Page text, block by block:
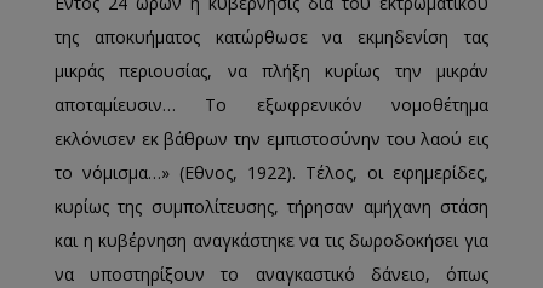
της αποκυήματος κατώρθωσε να εκμηδενίση τας
μικράς περιουσίας, να πλήξη κυρίως την μικράν
αποταμίευσιν… Το εξωφρενικόν νομοθέτημα
εκλόνισεν εκ βάθρων την εμπιστοσύνην του λαού εις
το νόμισμα…» (Εθνος, 1922). Τέλος, οι εφημερίδες,
κυρίως της συμπολίτευσης, τήρησαν αμήχανη στάση
και η κυβέρνηση αναγκάστηκε να τις δωροδοκήσει για
να υποστηρίξουν το αναγκαστικό δάνειο, όπως